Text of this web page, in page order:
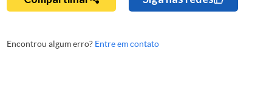
Encontrou algum erro? Entre em contato